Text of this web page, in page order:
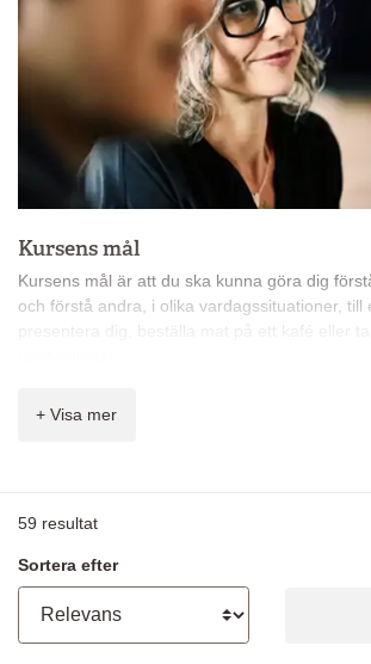
Kursens mål
Kursens mål är att du ska kunna göra dig
och förstå andra, i olika vardagssituationer, till
presentera dig, beställa mat på ett kafé eller ta
formulär
grammatik: huvudsats, presentation av
plural, personliga, possessiva, relativa
+ Visa mer
59 resultat
Sortera efter